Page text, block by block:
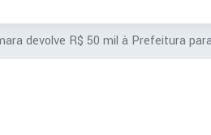
devolve R$ 50 mil à Prefeitura